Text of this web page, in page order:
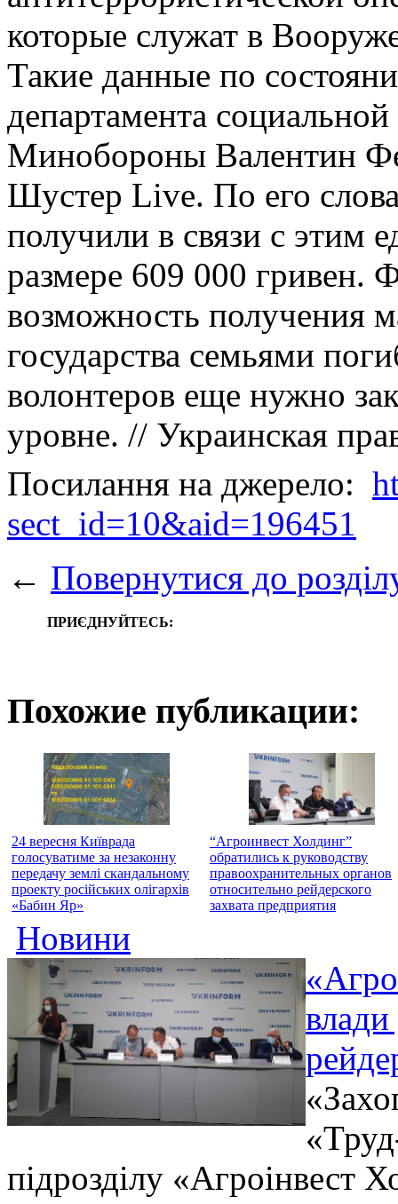
которые служат в
Такие данные по
департамента
Минобороны Валентин
Шустер Live. По его
получили в связи с этим
размере 609 000 гривен.
возможность получения
государства семьями
волонтеров еще нужно
уровне. // Украинская
Посилання на джерело:
sect_id=10&aid=196451
← Повернутися до
ПРИЄДНУЙТЕСЬ:
Похожие публикации:
24 вересня Київрада
голосуватиме за незаконну
передачу землі скандальному
проекту російських олігархів
«Бабин Яр»
“Агроинвест Холдинг”
обратились к руководству
правоохранительных органов
относительно рейдерского
захвата предприятия
Новини
підрозділу «Агроінвест